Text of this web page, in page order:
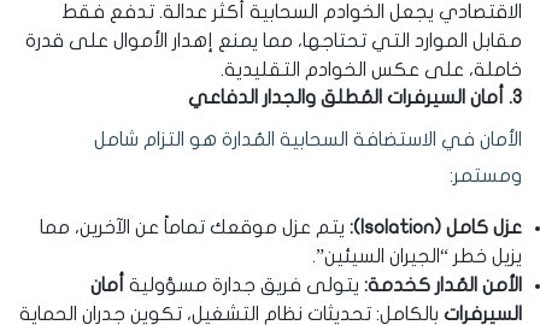
الاقتصادي يجعل الخوادم السحابية أكثر عدالة. تدفع فقط
مقابل الموارد التي تحتاجها، مما يمنع إهدار الأموال على قدرة
خاملة، على عكس الخوادم التقليدية.
3. أمان السيرفرات المُطلق والجدار الدفاعي
الأمان في الاستضافة السحابية المُدارة هو التزام شامل
ومستمر:
عزل كامل (Isolation):
يتم عزل موقعك تماماً عن الآخرين، مما
يزيل خطر “الجيران السيئين”.
الأمن المُدار كخدمة: يتولى فريق جدارة مسؤولية أمان
السيرفرات بالكامل: تحديثات نظام التشغيل، تكوين جدران الحماية